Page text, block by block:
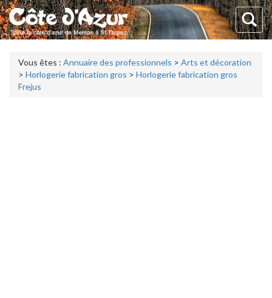
Vous êtes : Annuaire des professionnels > Arts et décoration
> Horlogerie fabrication gros > Horlogerie fabrication gros
Frejus